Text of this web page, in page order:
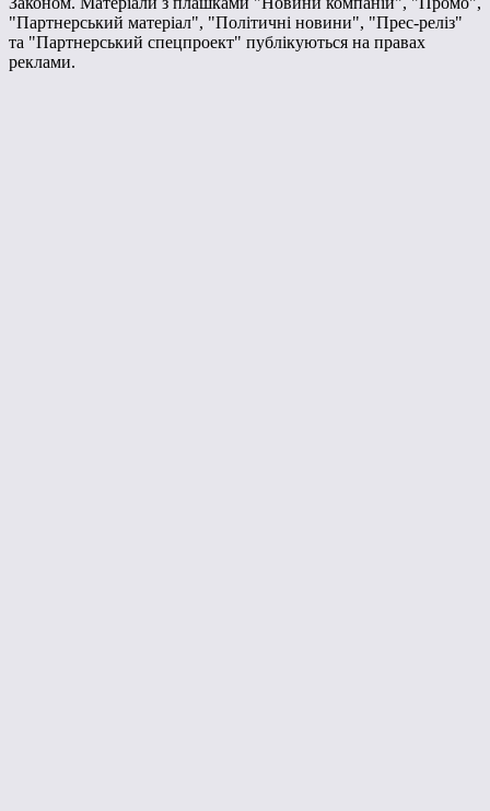
"Партнерський матеріал", "Політичні новини", "Прес-реліз"
та "Партнерський спецпроект" публікуються на правах
реклами.